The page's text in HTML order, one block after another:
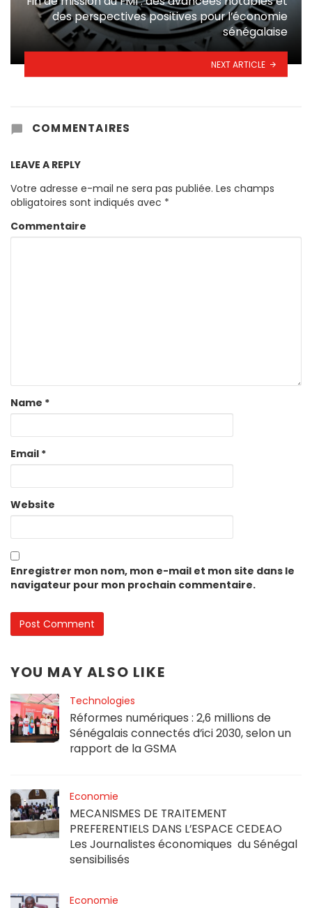
des perspectives positives pour l’économie
sénégalaise
NEXT ARTICLE
COMMENTAIRES
LEAVE A REPLY
Votre adresse e-mail ne sera pas publiée. Les champs
obligatoires sont indiqués avec *
Commentaire
Name *
Email *
Website
Enregistrer mon nom, mon e-mail et mon site dans le
navigateur pour mon prochain commentaire.
YOU MAY ALSO LIKE
Technologies
Réformes numériques : 2,6 millions de
Sénégalais connectés d’ici 2030, selon un
rapport de la GSMA
Economie
MECANISMES DE TRAITEMENT
PREFERENTIELS DANS L’ESPACE CEDEAO
Les Journalistes économiques du Sénégal
sensibilisés
Economie